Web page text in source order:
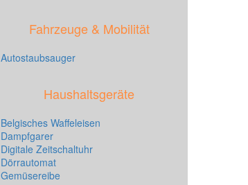
Fahrzeuge & Mobilität
Autostaubsauger
Haushaltsgeräte
Belgisches Waffeleisen
Dampfgarer
Digitale Zeitschaltuhr
Dörrautomat
Gemüsereibe